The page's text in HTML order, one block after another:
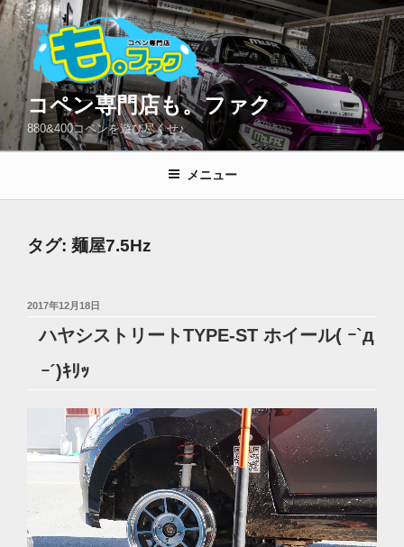
コ
ン
へ
プ
コペン専門店も。ファク
880&400コペンを遊び尽くせ♪
メニュー
タグ: 麺屋7.5Hz
投
日:
2017年12月18日
ハヤシストリートTYPE-ST ホイール( ｰ`д
ｰ´)ｷﾘｯ